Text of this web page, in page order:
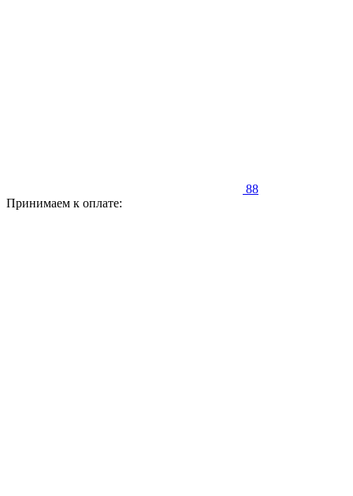
88
Принимаем к оплате: